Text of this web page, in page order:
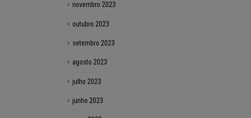
novembro 2023
outubro 2023
setembro 2023
agosto 2023
julho 2023
junho 2023